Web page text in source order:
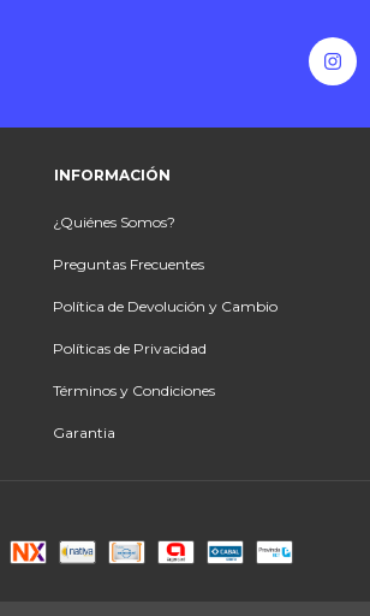
INFORMACIÓN
¿Quiénes Somos?
Preguntas Frecuentes
Política de Devolución y Cambio
Políticas de Privacidad
Términos y Condiciones
Garantia